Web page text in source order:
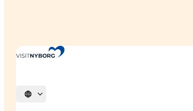
Vælg sprog